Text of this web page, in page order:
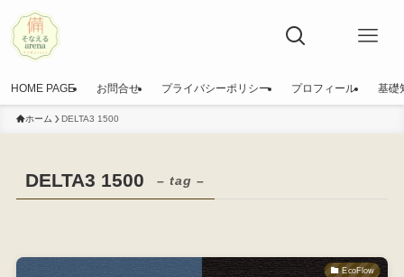
HOME PAGE お問合せ プライバシーポリシー プロフィール 基礎
ホーム DELTA3 1500
DELTA3 1500 – tag –
EcoFlow